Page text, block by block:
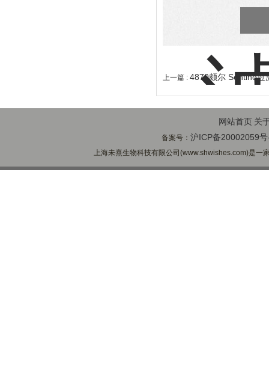
上一篇 : 4870颇尔 Sentino过
网站首页 关
备案号：沪ICP备20002059
上海未熹生物科技有限公司(www.shwishes.com)是一